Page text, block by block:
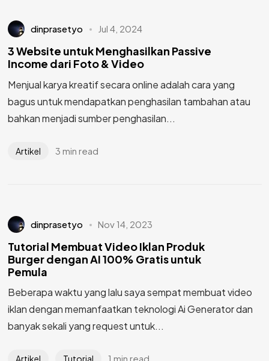
dinprasetyo Jul 4, 2024
3 Website untuk Menghasilkan Passive
Income dari Foto & Video
Menjual karya kreatif secara online adalah cara yang
bagus untuk mendapatkan penghasilan tambahan atau
bahkan menjadi sumber penghasilan...
Artikel 3 min read
dinprasetyo Nov 14, 2023
Tutorial Membuat Video Iklan Produk
Burger dengan AI 100% Gratis untuk
Pemula
Beberapa waktu yang lalu saya sempat membuat video
iklan dengan memanfaatkan teknologi Ai Generator dan
banyak sekali yang request untuk...
Artikel Tutorial 1 min read